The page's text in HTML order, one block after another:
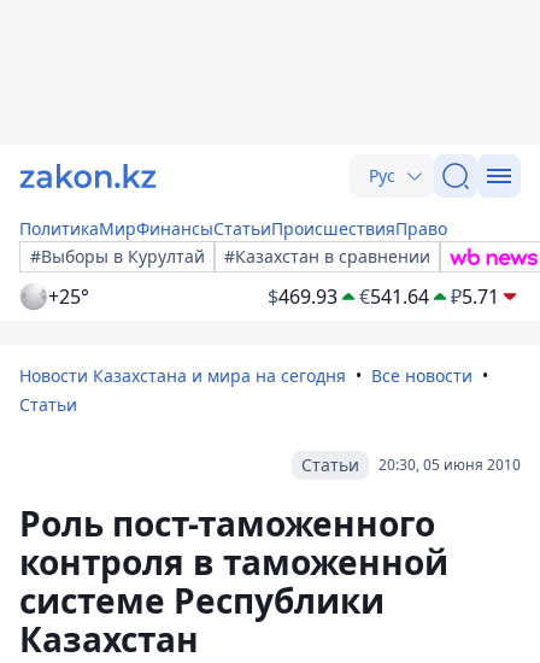
Рус
ПолитикаМирФинансыСтатьиПроисшествияПраво
#Выборы в Курултай
#Казахстан в сравнении
+25° $469.93 €541.64 ₽5.71
Новости Казахстана и мира на сегодня
Все новости
Статьи
20:30, 05 июня 2010
Статьи
Роль пост-таможенного
контроля в таможенной
системе Республики
Казахстан